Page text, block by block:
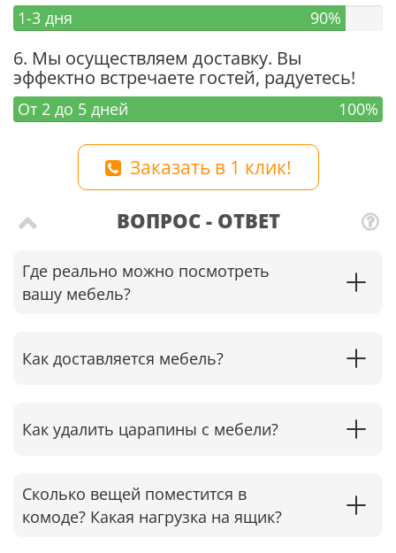
1-3 дня 90%
6. Мы осуществляем доставку. Вы
эффектно встречаете гостей, радуетесь!
От 2 до 5 дней 100%
Заказать в 1 клик!
ВОПРОС - ОТВЕТ
Где реально можно посмотреть
вашу мебель?
Как доставляется мебель?
Как удалить царапины с мебели?
Сколько вещей поместится в
комоде? Какая нагрузка на ящик?